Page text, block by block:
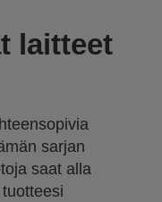
laitteet
sarjan
saat alla